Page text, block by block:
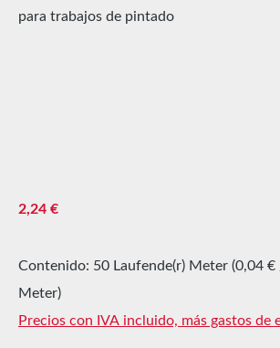
Precio normal:
2,24 €
Contenido: 50 Laufende(r) Meter (0,04 €
Meter)
Precios con IVA incluido, más gastos de